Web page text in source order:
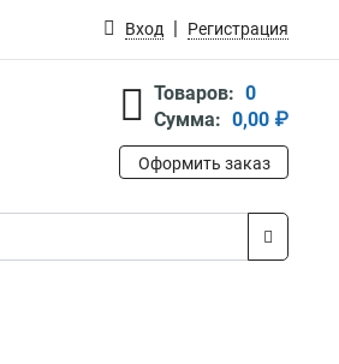
Вход Регистрация
Товаров: 0
Сумма: 0,00 ₽
Оформить заказ